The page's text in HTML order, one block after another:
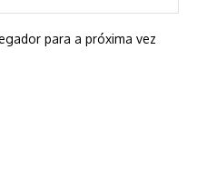
para a próxima vez